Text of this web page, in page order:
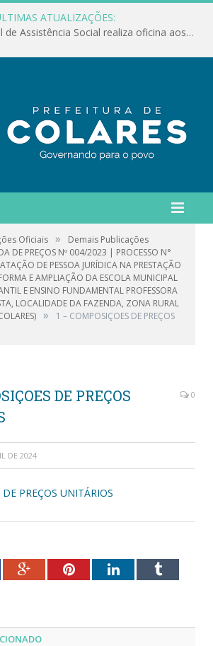
ATUALIZAÇÕES:
Conselho Municipal de Assistência Social realiza oficina aos servidores
Oficiais »
Demais Publicações
DE PREÇOS Nº 004/2023 | PROCESSO N°
DE PESSOA JURÍDICA NA PRESTAÇÃO
E AMPLIAÇÃO DA ESCOLA MUNICIPAL
E ENSINO FUNDAMENTAL PROFESSORA
LOCALIDADE DA FAZENDA, ZONA RURAL
»
1 – COMPOSIÇOES DE PREÇOS
DE PREÇOS
0
DE 2024
PREÇOS UNITÁRIOS
Google+PinterestLinkedInTumblr